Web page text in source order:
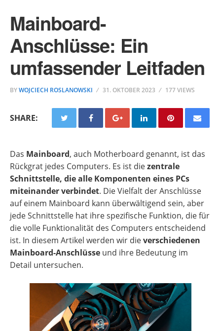
Mainboard-
Anschlüsse: Ein
umfassender Leitfaden
BYWOJCIECH ROSLANOWSKI 31. OKTOBER 2023 177 VIEWS
SHARE:
Das Mainboard, auch Motherboard genannt, ist das
Rückgrat jedes Computers. Es ist diezentrale
Schnittstelle, die alle Komponenten eines PCs
miteinander verbindet. Die Vielfalt der Anschlüsse
auf einem Mainboard kann überwältigend sein, aber
jede Schnittstelle hat ihre spezifische Funktion, die für
die volle Funktionalität des Computers entscheidend
ist. In diesem Artikel werden wir dieverschiedenen
Mainboard-Anschlüsse und ihre Bedeutung im
Detail untersuchen.